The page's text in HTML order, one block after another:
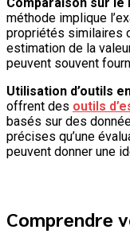
méthode implique
propriétés similaires
estimation de la
peuvent souvent
Utilisation d’outils
offrent des outils
basés sur des
précises qu’une
peuvent donner une
Comprendre